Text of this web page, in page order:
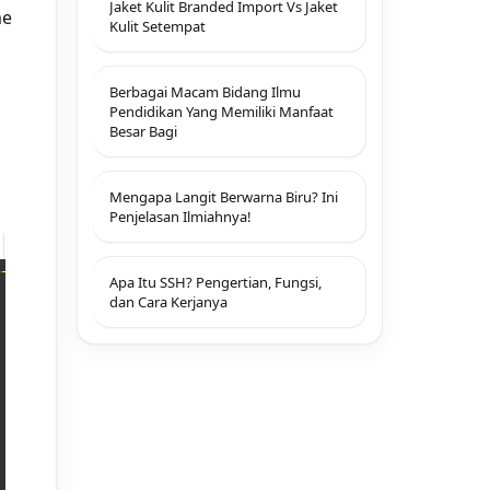
Jaket Kulit Branded Import Vs Jaket
Kulit Setempat
Berbagai Macam Bidang Ilmu
Pendidikan Yang Memiliki Manfaat
Besar Bagi
Mengapa Langit Berwarna Biru? Ini
Penjelasan Ilmiahnya!
Apa Itu SSH? Pengertian, Fungsi,
dan Cara Kerjanya